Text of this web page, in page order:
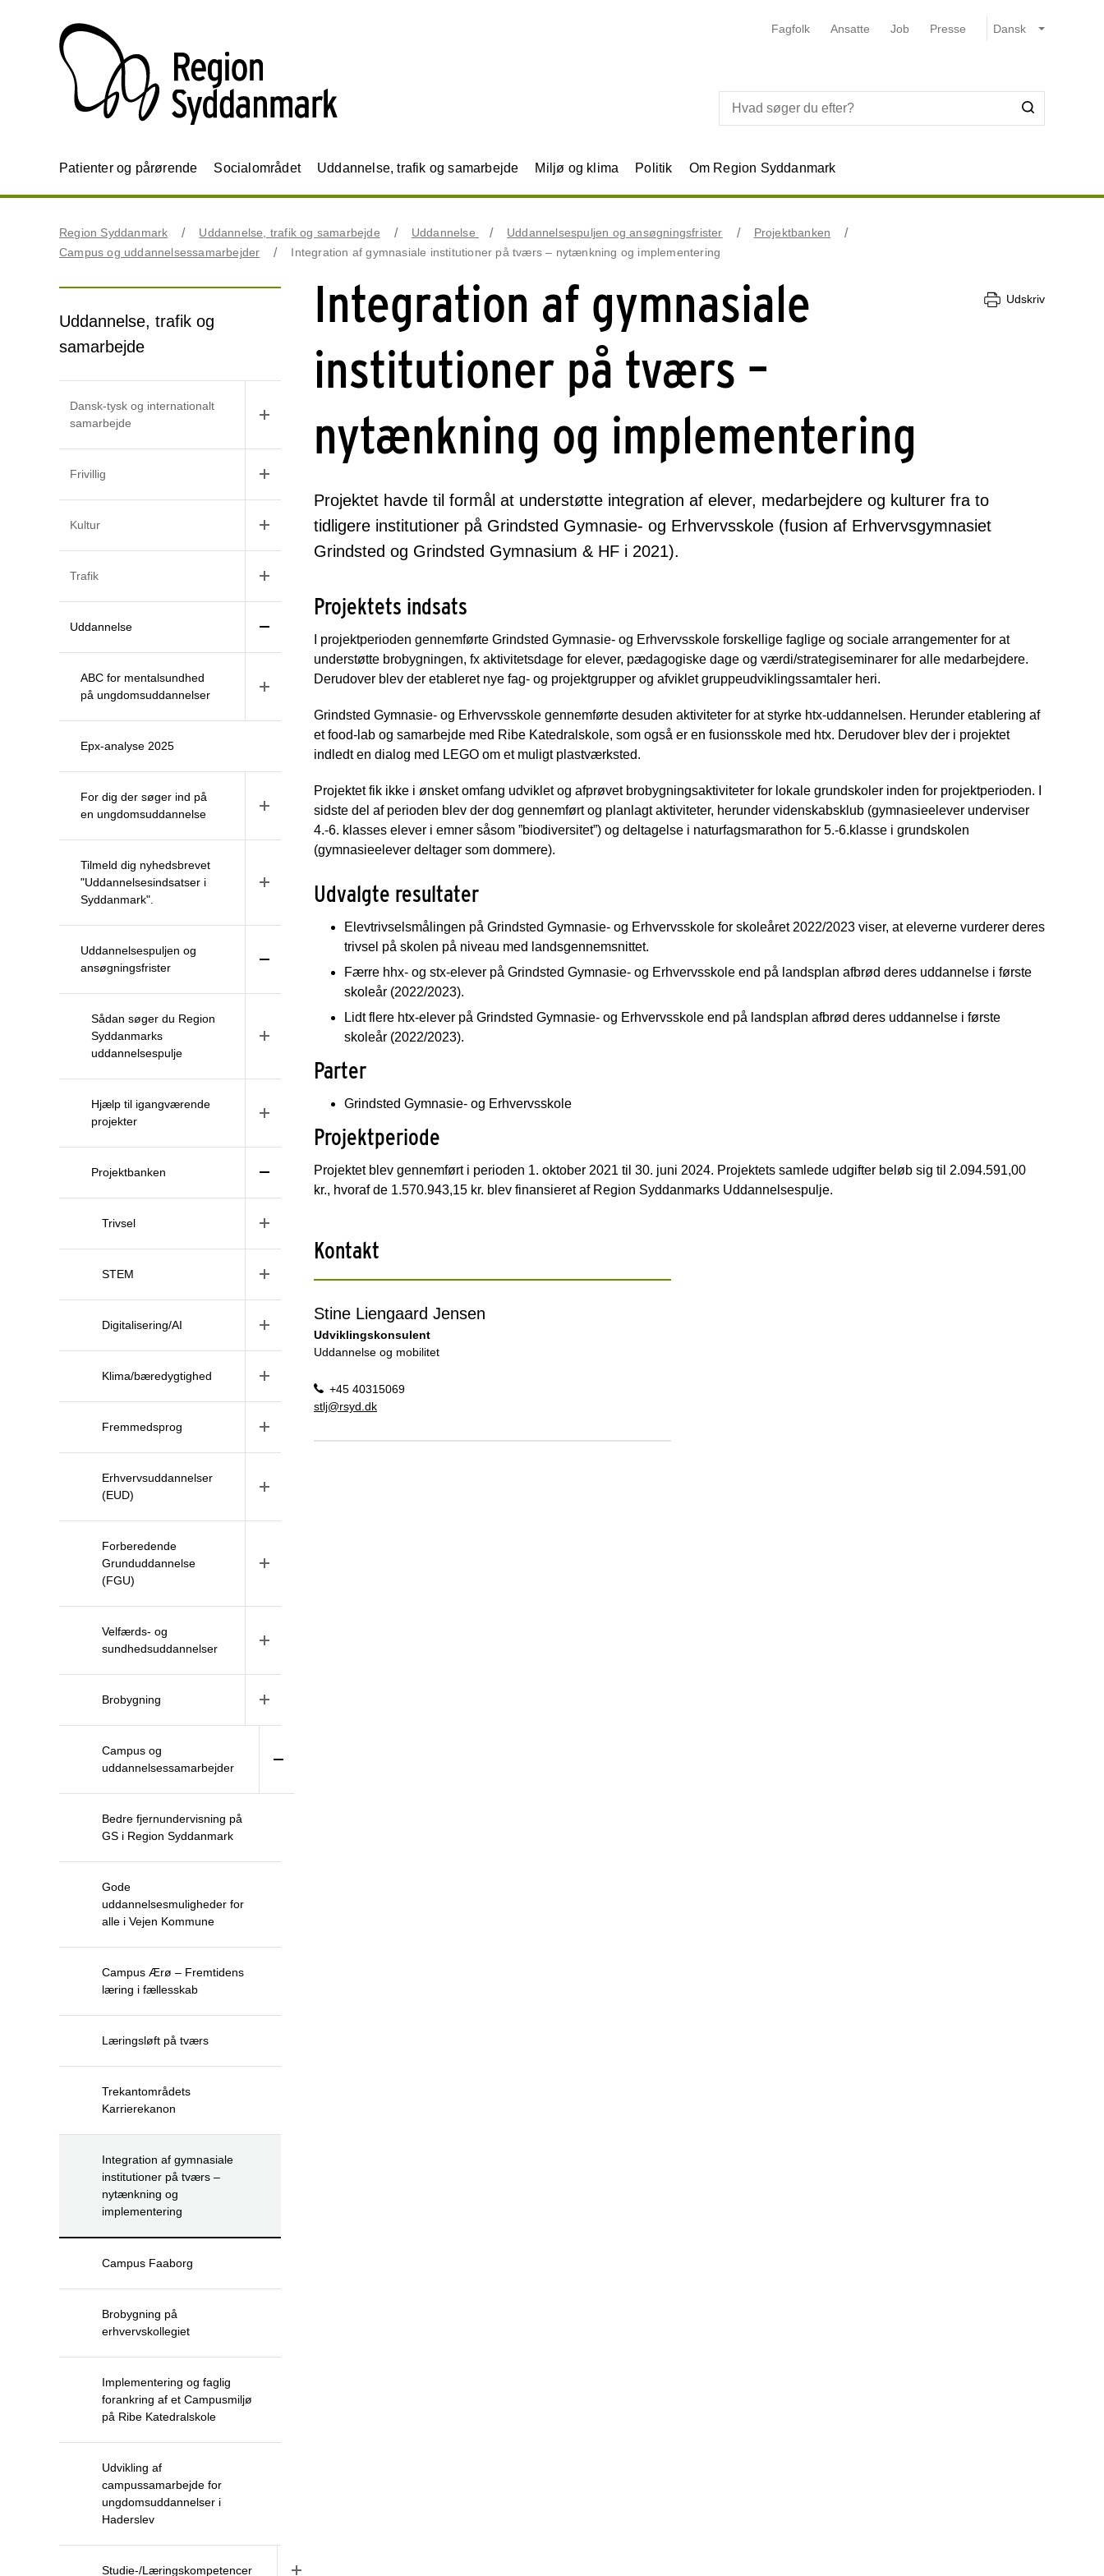
Fagfolk Ansatte Job Presse
Patienter og pårørende Socialområdet Uddannelse, trafik og samarbejde Miljø og klima Politik Om Region Syddanmark
Region Syddanmark Uddannelse, trafik og samarbejde Uddannelse Uddannelsespuljen og ansøgningsfrister
Projektbanken
Campus og uddannelsessamarbejder
Integration af gymnasiale institutioner på tværs – nytænkning og implementering
Uddannelse, trafik og
samarbejde
Dansk-tysk og internationalt
samarbejde
Frivillig
Kultur
Trafik
Uddannelse
ABC for mentalsundhed
på ungdomsuddannelser
Epx-analyse 2025
For dig der søger ind på
en ungdomsuddannelse
Tilmeld dig nyhedsbrevet
"Uddannelsesindsatser i
Syddanmark".
Uddannelsespuljen og
ansøgningsfrister
Sådan søger du Region
Syddanmarks
uddannelsespulje
Hjælp til igangværende
projekter
Projektbanken
Trivsel
STEM
Digitalisering/AI
Klima/bæredygtighed
Fremmedsprog
Erhvervsuddannelser
(EUD)
Forberedende
Grunduddannelse
(FGU)
Velfærds- og
sundhedsuddannelser
Brobygning
Campus og
uddannelsessamarbejder
Bedre fjernundervisning på
GS i Region Syddanmark
Gode
uddannelsesmuligheder for
alle i Vejen Kommune
Campus Ærø – Fremtidens
læring i fællesskab
Læringsløft på tværs
Trekantområdets
Karrierekanon
Integration af gymnasiale
institutioner på tværs –
nytænkning og
implementering
Campus Faaborg
Brobygning på
erhvervskollegiet
Implementering og faglig
forankring af et Campusmiljø
på Ribe Katedralskole
Udvikling af
campussamarbejde for
ungdomsuddannelser i
Haderslev
Studie-/Læringskompetencer
Integration af gymnasiale
institutioner på tværs –
nytænkning og implementering
Udskriv
Projektet havde til formål at understøtte integration af elever, medarbejdere og kulturer fra to
tidligere institutioner på Grindsted Gymnasie- og Erhvervsskole (fusion af Erhvervsgymnasiet
Grindsted og Grindsted Gymnasium & HF i 2021).
Projektets indsats
I projektperioden gennemførte Grindsted Gymnasie- og Erhvervsskole forskellige faglige og sociale arrangementer for at
understøtte brobygningen, fx aktivitetsdage for elever, pædagogiske dage og værdi/strategiseminarer for alle medarbejdere.
Derudover blev der etableret nye fag- og projektgrupper og afviklet gruppeudviklingssamtaler heri.
Grindsted Gymnasie- og Erhvervsskole gennemførte desuden aktiviteter for at styrke htx-uddannelsen. Herunder etablering af
et food-lab og samarbejde med Ribe Katedralskole, som også er en fusionsskole med htx. Derudover blev der i projektet
indledt en dialog med LEGO om et muligt plastværksted.
Projektet fik ikke i ønsket omfang udviklet og afprøvet brobygningsaktiviteter for lokale grundskoler inden for projektperioden. I
sidste del af perioden blev der dog gennemført og planlagt aktiviteter, herunder videnskabsklub (gymnasieelever underviser
4.-6. klasses elever i emner såsom ”biodiversitet”) og deltagelse i naturfagsmarathon for 5.-6.klasse i grundskolen
(gymnasieelever deltager som dommere).
Udvalgte resultater
Elevtrivselsmålingen på Grindsted Gymnasie- og Erhvervsskole for skoleåret 2022/2023 viser, at eleverne vurderer deres
trivsel på skolen på niveau med landsgennemsnittet.
Færre hhx- og stx-elever på Grindsted Gymnasie- og Erhvervsskole end på landsplan afbrød deres uddannelse i første
skoleår (2022/2023).
Lidt flere htx-elever på Grindsted Gymnasie- og Erhvervsskole end på landsplan afbrød deres uddannelse i første
skoleår (2022/2023).
Parter
Grindsted Gymnasie- og Erhvervsskole
Projektperiode
Projektet blev gennemført i perioden 1. oktober 2021 til 30. juni 2024. Projektets samlede udgifter beløb sig til 2.094.591,00
kr., hvoraf de 1.570.943,15 kr. blev finansieret af Region Syddanmarks Uddannelsespulje.
Kontakt
Stine Liengaard Jensen
Udviklingskonsulent
Uddannelse og mobilitet
+45 40315069
stlj@rsyd.dk